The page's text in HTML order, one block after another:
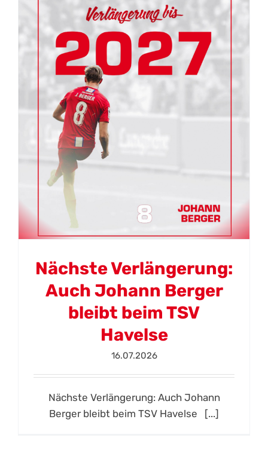
Nächste Verlängerung:
Auch Johann Berger
bleibt beim TSV
Havelse
16.07.2026
Nächste Verlängerung: Auch Johann
Berger bleibt beim TSV Havelse [...]